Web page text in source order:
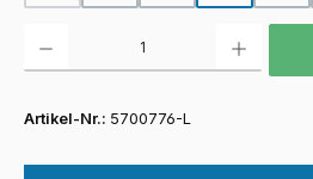
Artikel-Nr.: 5700776-L